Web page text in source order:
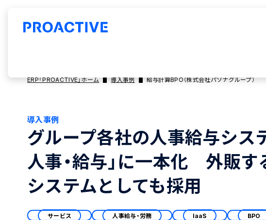
ERP「PROACTIVE」ホーム 導入事例 給与計算BPO（株式会社パソナグループ）
導入事例
グループ各社の人事給与シス
人事・給与」に一本化 外販
システムとしても採用
サービス 人事給与・労務 IaaS BPO